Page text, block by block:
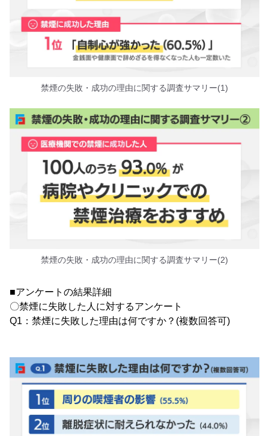
禁煙の失敗・成功の理由に関する調査サマリー(1)
禁煙の失敗・成功の理由に関する調査サマリー(2)
■アンケートの結果詳細
〇禁煙に失敗した人に対するアンケート
Q1：禁煙に失敗した理由は何ですか？(複数回答可)